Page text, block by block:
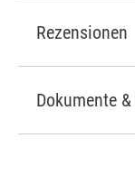
Rezensionen
Dokumente